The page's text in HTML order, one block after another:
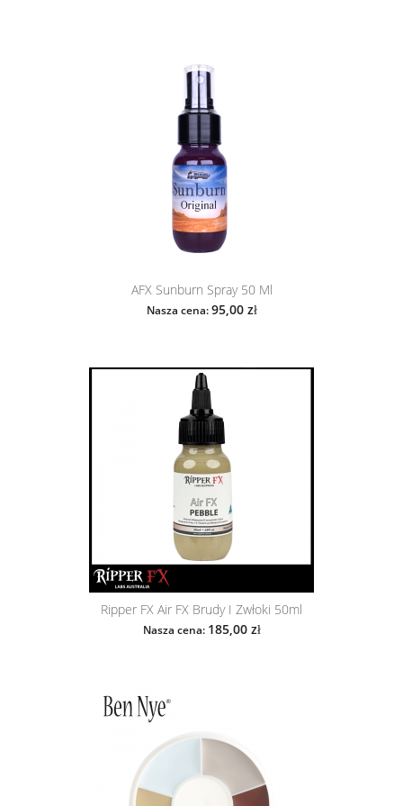
AFX Sunburn Spray 50 Ml
Nasza cena: 95,00 zł
Ripper FX Air FX Brudy I Zwłoki 50ml
Nasza cena: 185,00 zł